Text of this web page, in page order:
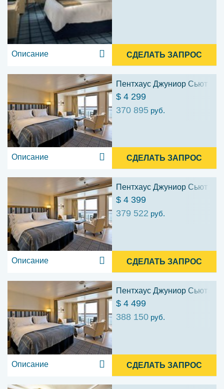
Описание СДЕЛАТЬ ЗАПРОС
Пентхаус Джуниор Сьют
$ 4 299
370 895 руб.
Описание СДЕЛАТЬ ЗАПРОС
Пентхаус Джуниор Сьют
$ 4 399
379 522 руб.
Описание СДЕЛАТЬ ЗАПРОС
Пентхаус Джуниор Сьют
$ 4 499
388 150 руб.
Описание СДЕЛАТЬ ЗАПРОС